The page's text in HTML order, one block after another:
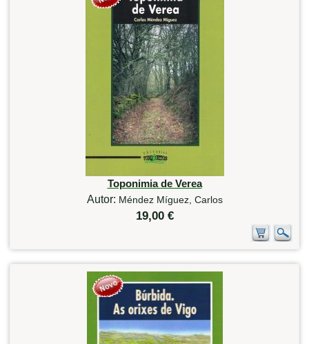
Toponimia de Verea
Autor: Méndez Míguez, Carlos
19,00 €